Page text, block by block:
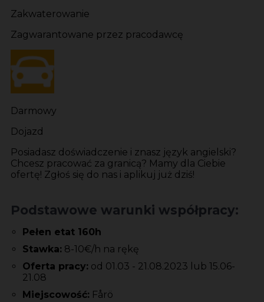
Zakwaterowanie
Zagwarantowane przez pracodawcę
Darmowy
Dojazd
Posiadasz doświadczenie i znasz język angielski?
Chcesz pracować za granicą? Mamy dla Ciebie
ofertę! Zgłoś się do nas i aplikuj już dziś!
Podstawowe warunki współpracy:
Pełen etat 160h
Stawka: 8-10€/h na rękę
Oferta pracy: od 01.03 - 21.08.2023 lub 15.06-
21.08
Miejscowość: Fårö